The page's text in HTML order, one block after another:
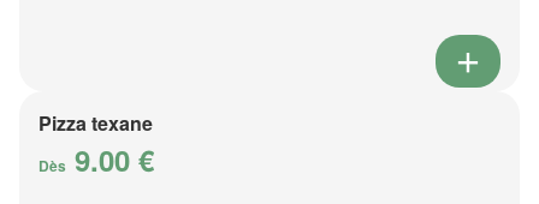
Pizza texane
Dès 9.00 €